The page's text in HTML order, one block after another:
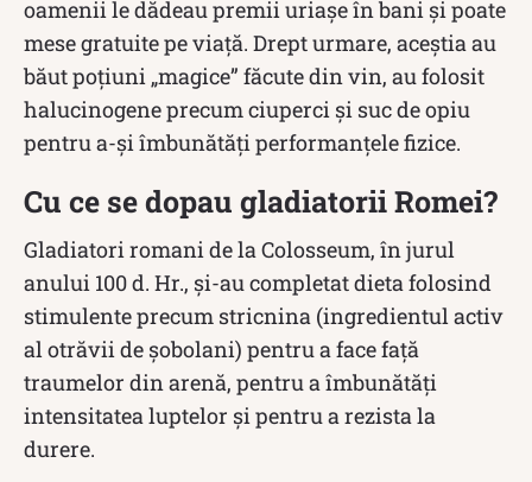
oamenii le dădeau premii uriașe în bani și poate
mese gratuite pe viață. Drept urmare, aceștia au
băut poțiuni „magice” făcute din vin, au folosit
halucinogene precum ciuperci și suc de opiu
pentru a-și îmbunătăți performanțele fizice.
Cu ce se dopau gladiatorii Romei?
Gladiatori romani de la Colosseum, în jurul
anului 100 d. Hr., și-au completat dieta folosind
stimulente precum stricnina (ingredientul activ
al otrăvii de șobolani) pentru a face față
traumelor din arenă, pentru a îmbunătăți
intensitatea luptelor și pentru a rezista la
durere.